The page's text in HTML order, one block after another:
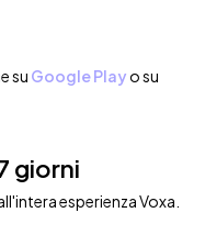
su Google Playo su
giorni
esperienza Voxa.